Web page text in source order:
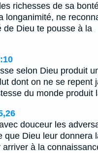
richesses de sa
longanimité, ne
de Dieu te pousse à la
selon Dieu produit
dont on ne se repent
du monde produit
douceur les
que Dieu leur donnera
arriver à la